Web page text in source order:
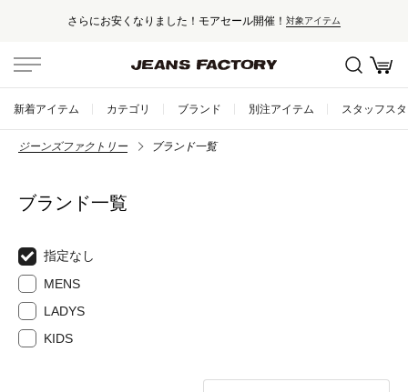
さらにお安くなりました！モアセール開催！ 対象アイテム
新着アイテム カテゴリ ブランド 別注アイテム スタッフス
ジーンズファクトリー ブランド一覧
ブランド一覧
指定なし
MENS
LADYS
KIDS